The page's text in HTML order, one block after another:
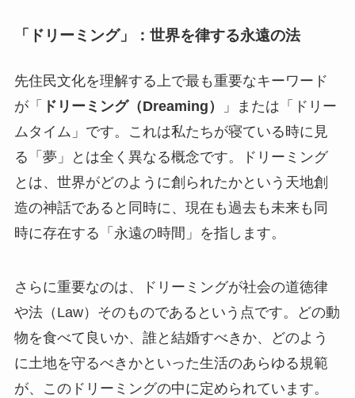
「ドリーミング」：世界を律する永遠の法
先住民文化を理解する上で最も重要なキーワード
が「 ドリーミング（Dreaming）
」または「ドリー
ムタイム」です。これは私たちが寝ている時に見
る「夢」とは全く異なる概念です。ドリーミング
とは、世界がどのように創られたかという天地創
造の神話であると同時に、現在も過去も未来も同
時に存在する「永遠の時間」を指します。
さらに重要なのは、ドリーミングが社会の道徳律
や法（Law）そのものであるという点です。どの動
物を食べて良いか、誰と結婚すべきか、どのよう
に土地を守るべきかといった生活のあらゆる規範
が、このドリーミングの中に定められています。